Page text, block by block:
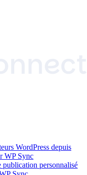
WordPress depuis
WP Sync
publication personnalisé